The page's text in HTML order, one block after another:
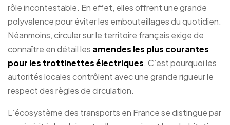
rôle incontestable. En effet, elles offrent une grande
polyvalence pour éviter les embouteillages du quotidien.
Néanmoins, circuler sur le territoire français exige de
connaître en détail les amendes les plus courantes
pour les trottinettes électriques. C’est pourquoi les
autorités locales contrôlent avec une grande rigueur le
respect des règles de circulation.
L’écosystème des transports en France se distingue par